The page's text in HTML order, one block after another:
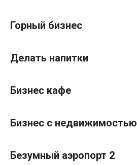
Горный бизнес
Делать напитки
Бизнес кафе
Бизнес с недвижимостью
Безумный аэропорт 2